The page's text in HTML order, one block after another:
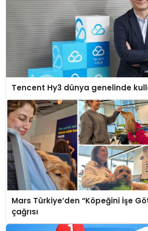
Tencent Hy3 dünya genelinde
Mars Türkiye’den “Köpeğini İşe
çağrısı